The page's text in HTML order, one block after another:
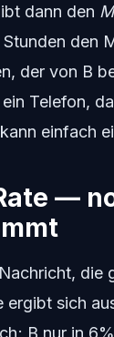
dann den
den
der von B
Telefon,
einfach
—
die
ergibt sich
B nur in